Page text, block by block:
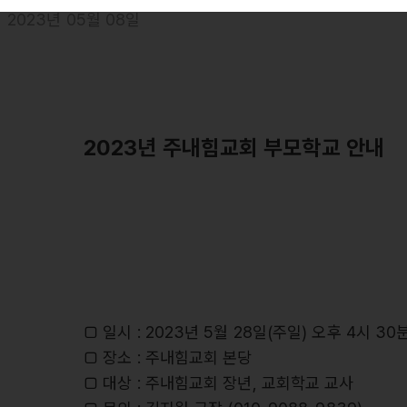
2023년 주내힘교회 부모학교 안내
□ 일시 : 2023년 5월 28일(주일) 오후 4시 30
□ 장소 : 주내힘교회 본당
□ 대상 : 주내힘교회 장년, 교회학교 교사